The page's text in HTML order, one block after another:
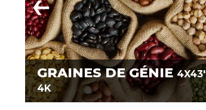
GRAINES DE GÉNIE 4X43'
4K